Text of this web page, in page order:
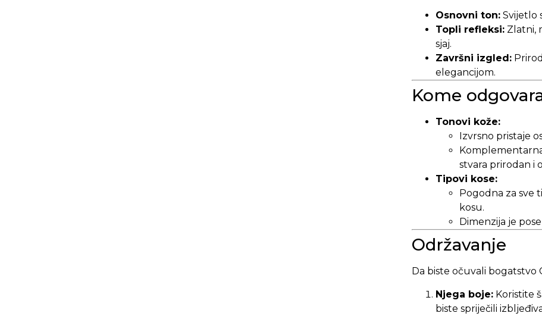
Osnovni ton: Svijetlo
Topli refleksi: Zlatni,
sjaj.
Završni izgled:
elegancijom.
Kome
Tonovi kože:
Izvrsno pristaje
stvara prirodan i
Tipovi kose:
Pogodna za sve
kosu.
Dimenzija je
Održavanje
Da biste očuvali bogatstvo
Njega boje: Koristite
biste spriječili